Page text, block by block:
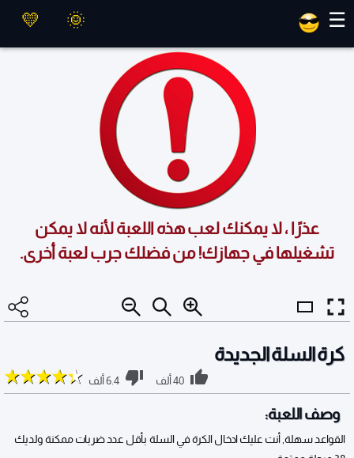
☰
عذرًا ، لا يمكنك لعب هذه اللعبة لأنه لا يمكن
تشغيلها في جهازك! من فضلك جرب لعبة أخرى.
كرة السلة الجديدة
40 ألف 6.4 ألف
وصف اللعبة:
القواعد سهلة, أنت عليك ادخال الكرة في السلة بأقل عدد ضربات ممكنة ولديك